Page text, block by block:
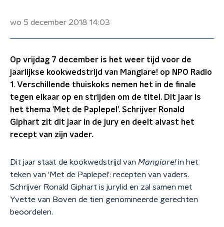
wo 5 december 2018 14:03
Op vrijdag 7 december is het weer tijd voor de
jaarlijkse kookwedstrijd van Mangiare! op NPO Radio
1. Verschillende thuiskoks nemen het in de finale
tegen elkaar op en strijden om de titel. Dit jaar is
het thema 'Met de Paplepel'. Schrijver Ronald
Giphart zit dit jaar in de jury en deelt alvast het
recept van zijn vader.
Dit jaar staat de kookwedstrijd van Mangiare!in het
teken van 'Met de Paplepel': recepten van vaders.
Schrijver Ronald Giphart is jurylid en zal samen met
Yvette van Boven de tien genomineerde gerechten
beoordelen.